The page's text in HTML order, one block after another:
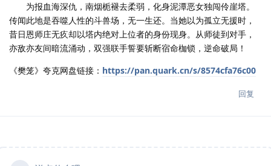
为报血海深仇，南烟栀褪去柔弱，化身泥潭恶女独闯伶崖塔。
传闻此地是吞噬人性的斗兽场，无一生还。当她以为孤立无援时，
昔日恩师庄无疚却以塔内绝对上位者的身份现身。从师徒到对手，
亦敌亦友间暗流涌动，双强联手誓要斩断宿命枷锁，逆命破局！
《樊笼》夸克网盘链接： https://pan.quark.cn/s/8574cfa76c00
回复